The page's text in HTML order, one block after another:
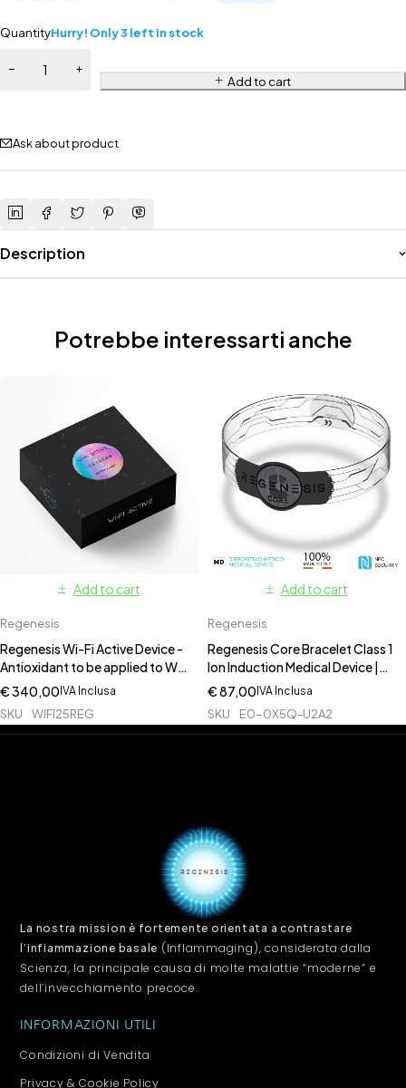
QuantityHurry! Only 3 left in stock
Add to cart
Ask about product
Description
Potrebbe interessarti anche
Add to cart
Regenesis
Regenesis Wi-Fi Active Device -
Antioxidant to be applied to Wi-
Fi Modem - Frequency
Harmonizer and
Electromagnetic Pollution
€340,00 IVA Inclusa
SKU WIFI25REG
Add to cart
Regenesis
Regenesis Core Bracelet Class 1
Ion Induction Medical Device |
Modulator of Redox Processes
and Basal Inflammation |
Duration 3 months
€87,00 IVA Inclusa
SKU E0-0X5Q-U2A2
La nostra mission è fortemente orientata a contrastare
l’infiammazione basale (Inflammaging), considerata dalla
Scienza, la principale causa di molte malattie “moderne” e
dell’invecchiamento precoce.
INFORMAZIONI UTILI
Condizioni di Vendita
Privacy & Cookie Policy